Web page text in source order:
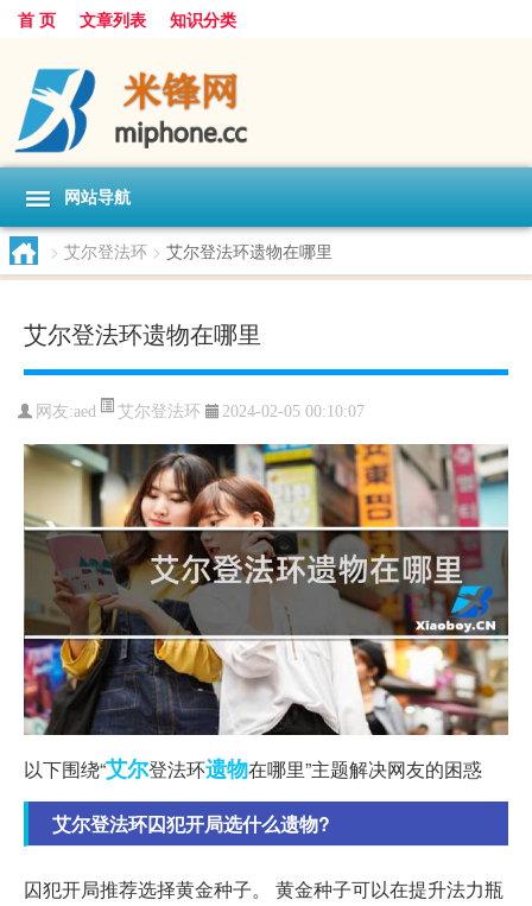
首 页 文章列表 知识分类
网站导航
> 艾尔登法环 > 艾尔登法环遗物在哪里
艾尔登法环遗物在哪里
网友:aed 艾尔登法环 2024-02-05 00:10:07
以下围绕“艾尔登法环遗物在哪里”主题解决网友的困惑
艾尔登法环囚犯开局选什么遗物?
囚犯开局推荐选择黄金种子。 黄金种子可以在提升法力瓶